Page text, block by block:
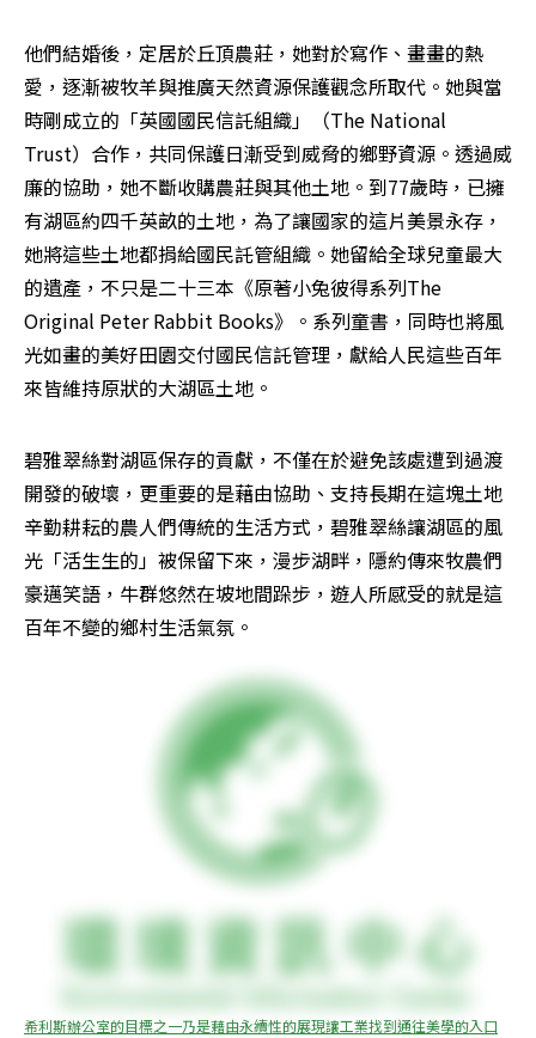
他們結婚後，定居於丘頂農莊，她對於寫作、畫畫的熱
愛，逐漸被牧羊與推廣天然資源保護觀念所取代。她與當
時剛成立的「英國國民信託組織」（The National
Trust）合作，共同保護日漸受到威脅的鄉野資源。透過威
廉的協助，她不斷收購農莊與其他土地。到77歲時，已擁
有湖區約四千英畝的土地，為了讓國家的這片美景永存，
她將這些土地都捐給國民託管組織。她留給全球兒童最大
的遺產，不只是二十三本《原著小兔彼得系列The
Original Peter Rabbit Books》。系列童書，同時也將風
光如畫的美好田園交付國民信託管理，獻給人民這些百年
來皆維持原狀的大湖區土地。
碧雅翠絲對湖區保存的貢獻，不僅在於避免該處遭到過渡
開發的破壞，更重要的是藉由協助、支持長期在這塊土地
辛勤耕耘的農人們傳統的生活方式，碧雅翠絲讓湖區的風
光「活生生的」被保留下來，漫步湖畔，隱約傳來牧農們
豪邁笑語，牛群悠然在坡地間跺步，遊人所感受的就是這
百年不變的鄉村生活氣氛。
希利斯辦公室的目標之一乃是藉由永續性的展現讓工業找到通往美學的入口